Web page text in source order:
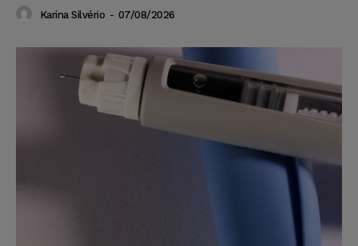
Karina Silvério - 07/08/2026